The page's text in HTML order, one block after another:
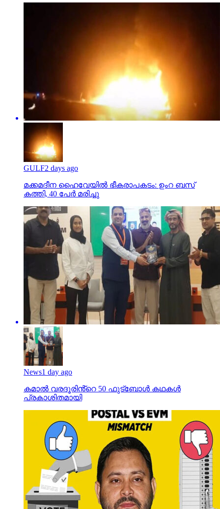
GULF2 days ago
മക്കമദീന ഹൈവേയില്‍ ഭീകരാപകടം: ഉംറ ബസ്
കത്തി, 40 പേര്‍ മരിച്ചു
News1 day ago
കമാൽ വരദൂരിൻ്റെ 50 ഫുട്ബോൾ കഥകൾ
പ്രകാശിതമായി